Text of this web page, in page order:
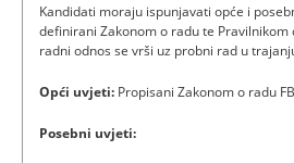
Kandidati moraju ispunjavati opće i
definirani Zakonom o radu te
radni odnos se vrši uz probni rad u
Opći uvjeti: Propisani Zakonom o radu
Posebni uvjeti: